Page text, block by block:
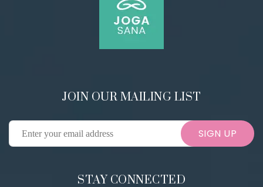
JOIN OUR MAILING LIST
SIGN UP
STAY CONNECTED